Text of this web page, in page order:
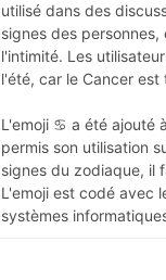
utilisé dans des
signes des
l'intimité. Les
l'été, car le Cancer
L'emoji ♋ a été ajouté
permis son utilisation
signes du zodiaque, il
L'emoji est codé avec
systèmes